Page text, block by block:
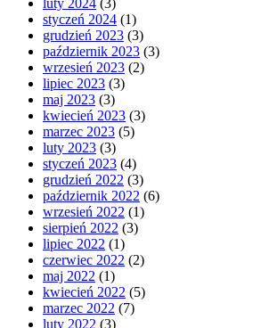
styczeń 2024 (1)
grudzień 2023 (3)
październik 2023 (3)
wrzesień 2023 (2)
lipiec 2023 (3)
maj 2023 (3)
kwiecień 2023 (3)
marzec 2023 (5)
luty 2023 (3)
styczeń 2023 (4)
grudzień 2022 (3)
październik 2022 (6)
wrzesień 2022 (1)
sierpień 2022 (3)
lipiec 2022 (1)
czerwiec 2022 (2)
maj 2022 (1)
kwiecień 2022 (5)
marzec 2022 (7)
luty 2022 (3)